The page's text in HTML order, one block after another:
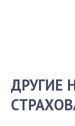
ДРУГИЕ